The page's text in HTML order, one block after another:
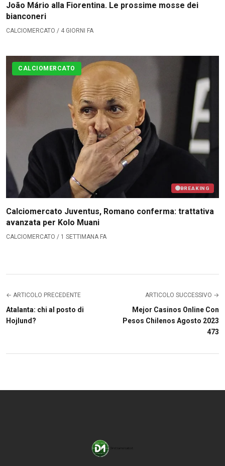
João Mário alla Fiorentina. Le prossime mosse dei
bianconeri
CALCIOMERCATO / 4 GIORNI FA
BREAKING
CALCIOMERCATO
Calciomercato Juventus, Romano conferma: trattativa
avanzata per Kolo Muani
CALCIOMERCATO / 1 SETTIMANA FA
← ARTICOLO PRECEDENTE
Atalanta: chi al posto di
Hojlund?
ARTICOLO SUCCESSIVO →
Mejor Casinos Online Con
Pesos Chilenos Agosto 2023
473